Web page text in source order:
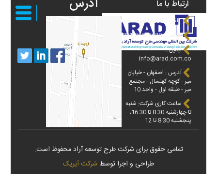
ارتباط با ما
تلفن : 36618638-031
فاکس : 36615620-031
ایمیل :
info@arad.com.co
آدرس : اصفهان - خیابان
میر - کوچه کهنسال - مجتمع
میر - طبقه اول - واحد 10
ساعت کاری شرکت: شنبه
تا چهارشنبه 8:30 تا 16:30،
پنجشنبه 8:30 تا 12
تمامی حقوق برای شرکت طرح توسعه آراد محفوظ است.
طراحی و اجرا توسط شرکت آیریک